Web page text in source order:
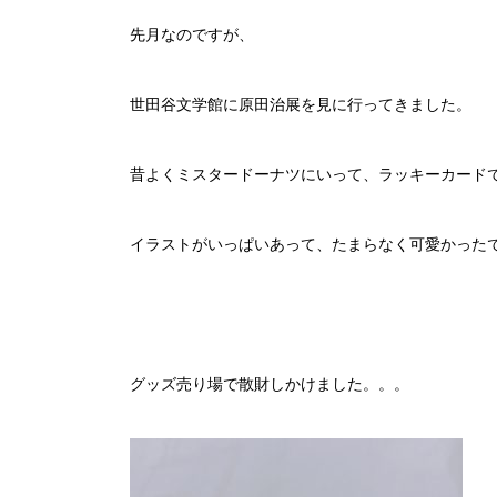
先月なのですが、
世田谷文学館に原田治展を見に行ってきました。
昔よくミスタードーナツにいって、ラッキーカード
イラストがいっぱいあって、たまらなく可愛かった
グッズ売り場で散財しかけました。。。